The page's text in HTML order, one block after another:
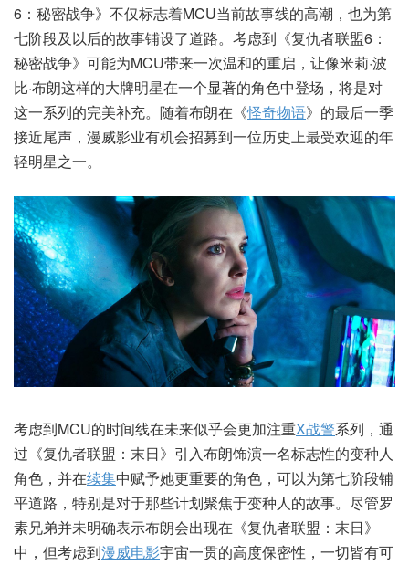
6：秘密战争》不仅标志着MCU当前故事线的高潮，也为第
七阶段及以后的故事铺设了道路。考虑到《复仇者联盟6：
秘密战争》可能为MCU带来一次温和的重启，让像米莉·波
比·布朗这样的大牌明星在一个显著的角色中登场，将是对
这一系列的完美补充。随着布朗在《怪奇物语》的最后一季
接近尾声，漫威影业有机会招募到一位历史上最受欢迎的年
轻明星之一。
考虑到MCU的时间线在未来似乎会更加注重X战警系列，通
过《复仇者联盟：末日》引入布朗饰演一名标志性的变种人
角色，并在续集中赋予她更重要的角色，可以为第七阶段铺
平道路，特别是对于那些计划聚焦于变种人的故事。尽管罗
素兄弟并未明确表示布朗会出现在《复仇者联盟：末日》
中，但考虑到漫威电影宇宙一贯的高度保密性，一切皆有可